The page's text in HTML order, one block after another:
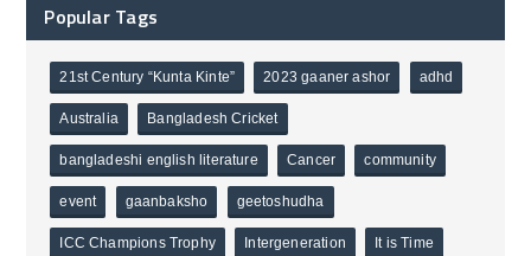
Popular Tags
21st Century “Kunta Kinte” 2023 gaaner ashor adhd
Australia Bangladesh Cricket
bangladeshi english literature Cancer community
event gaanbaksho geetoshudha
ICC Champions Trophy Intergeneration It is Time